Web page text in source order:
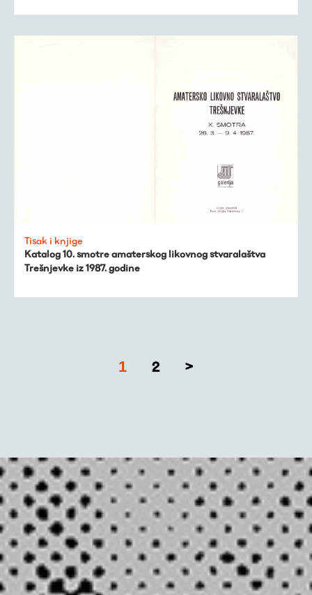
Tisak i knjige
Katalog 10. smotre amaterskog likovnog stvaralaštva
Trešnjevke iz 1987. godine
1 2 >